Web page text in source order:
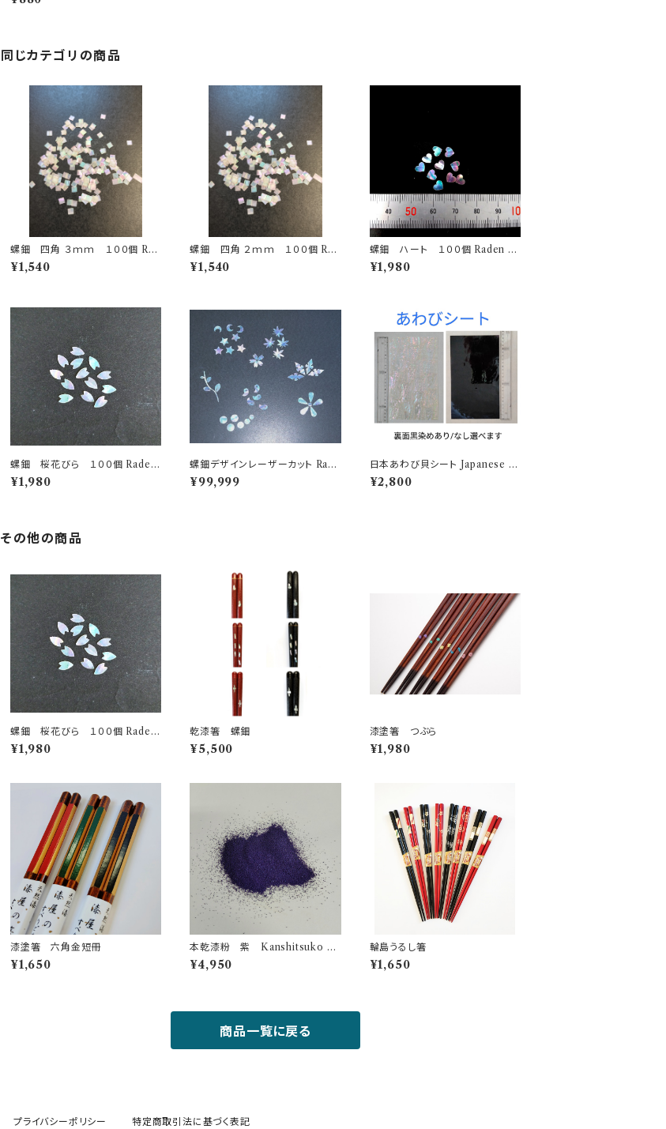
同じカテゴリの商品
螺鈿 四角 ３ｍｍ １００個 Rad
en 3mm square 100pieces
¥1,540
螺鈿 四角 ２ｍｍ １００個 Rad
en 2mm square 100 pieces
¥1,540
螺鈿 ハート １００個 Raden he
art 100 pieces
¥1,980
螺鈿 桜花びら １００個 Raden
cherry blossom 100 pieces
¥1,980
螺鈿デザインレーザーカット Rade
n laser cutting
¥99,999
日本あわび貝シート Japanese ab
alone shell sheet
¥2,800
その他の商品
螺鈿 桜花びら １００個 Raden
cherry blossom 100 pieces
¥1,980
乾漆箸 螺鈿
¥5,500
漆塗箸 つぶら
¥1,980
漆塗箸 六角金短冊
¥1,650
本乾漆粉 紫 Kanshitsuko Ur
ushi powder Purple
¥4,950
輪島うるし箸
¥1,650
商品一覧に戻る
プライバシーポリシー 特定商取引法に基づく表記